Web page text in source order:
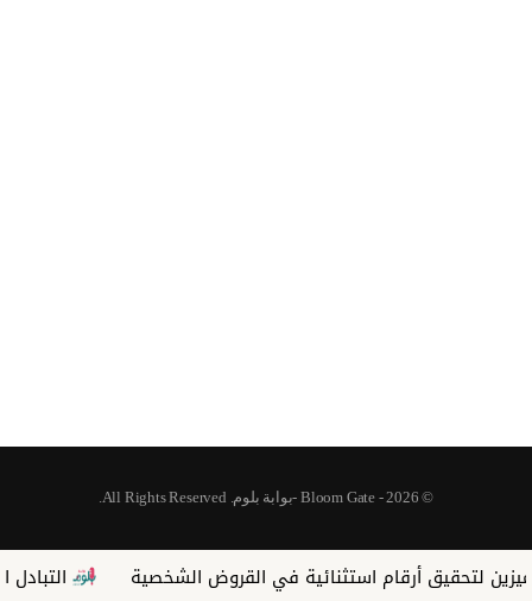
© 2026 - Bloom Gate -بوابة بلوم. All Rights Reserved.
استثنائية في القروض الشخصية التبادل التجاري بين مصر ودول «بريكس»